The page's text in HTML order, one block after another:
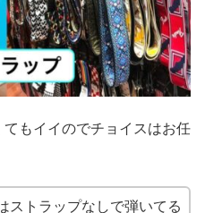
もイイのでチョイスはお任
ストラップなしで弾いてる